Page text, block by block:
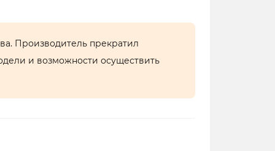
Производитель прекратил
и возможности осуществить